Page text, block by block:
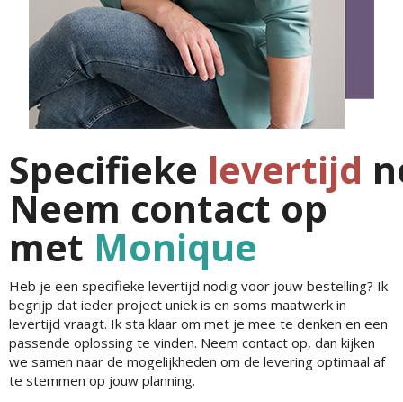
Specifieke levertijd
Neem contact op
met Monique
Heb je een specifieke levertijd nodig voor jouw bestelling? Ik
begrijp dat ieder project uniek is en soms maatwerk in
levertijd vraagt. Ik sta klaar om met je mee te denken en een
passende oplossing te vinden. Neem contact op, dan kijken
we samen naar de mogelijkheden om de levering optimaal af
te stemmen op jouw planning.